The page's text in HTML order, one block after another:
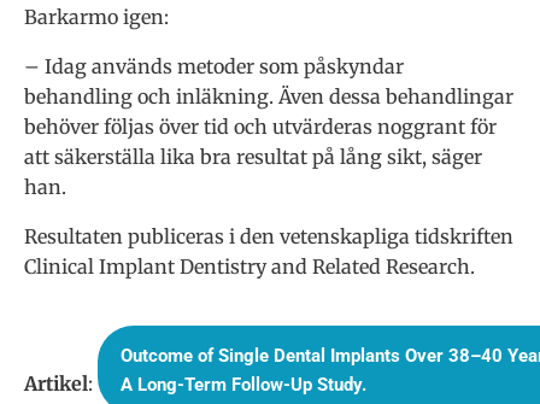
Barkarmo igen:
– Idag används metoder som påskyndar
behandling och inläkning. Även dessa behandlingar
behöver följas över tid och utvärderas noggrant för
att säkerställa lika bra resultat på lång sikt, säger
han.
Resultaten publiceras i den vetenskapliga tidskriften
Clinical Implant Dentistry and Related Research.
Artikel:
Outcome of Single Dental Implants Over 38–40
A Long-Term Follow-Up Study.